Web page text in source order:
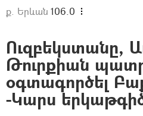
ք. Երևան 106.0
Ուզբեկստանը,
Թուրքիան
օգտագործել
-Կարս